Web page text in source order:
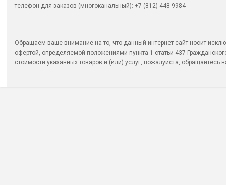
телефон для заказов (многоканальный): +7 (812) 448-9984
Обращаем ваше внимание на то, что данный интернет-сайт носит
офертой, определяемой положениями пункта 1 статьи 437
стоимости указанных товаров и (или) услуг, пожалуйста, обращайтесь